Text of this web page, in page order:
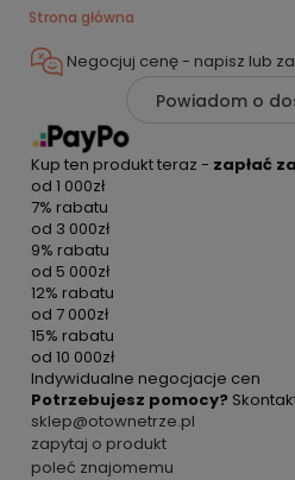
Strona główna
Negocjuj cenę - napisz lub
Powiadom o
Kup ten produkt teraz - zapłać
od 1 000zł
7% rabatu
od 3 000zł
9% rabatu
od 5 000zł
12% rabatu
od 7 000zł
15% rabatu
od 10 000zł
Indywidualne negocjacje cen
Potrzebujesz pomocy?
sklep@otownetrze.pl
zapytaj o produkt
poleć znajomemu